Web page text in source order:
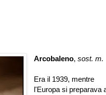
Arcobaleno, sost. m.
Era il 1939, mentre
l'Europa si preparava